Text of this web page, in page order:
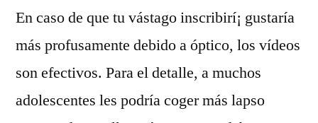
En caso de que tu vástago inscribirí¡ gustaría
más profusamente debido a óptico, los vídeos
son efectivos. Para el detalle, a muchos
adolescentes les podría coger más lapso